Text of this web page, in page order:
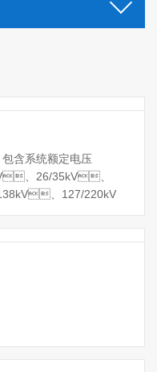
包含系统额定电压
、26/35kV、
、127/220kV